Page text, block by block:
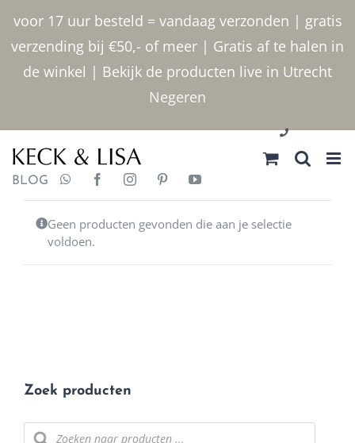
voor 17 uur besteld = vandaag verzonden | gratis
verzending bij €50,- of meer | Gratis af te halen in
de winkel | Bekijk de producten live in Utrecht
Negeren
inhoud
030 2400000
BLOG
Geen producten gevonden die aan je selectie
voldoen.
Zoek producten
Producten
zoeken